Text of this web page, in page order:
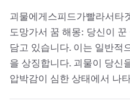
괴물에게스피드가빨라서타
도망가서 꿈 해몽: 당신이
담고 있습니다. 이는 일반적
을 상징합니다. 괴물이 당신
압박감이 심한 상태에서 나